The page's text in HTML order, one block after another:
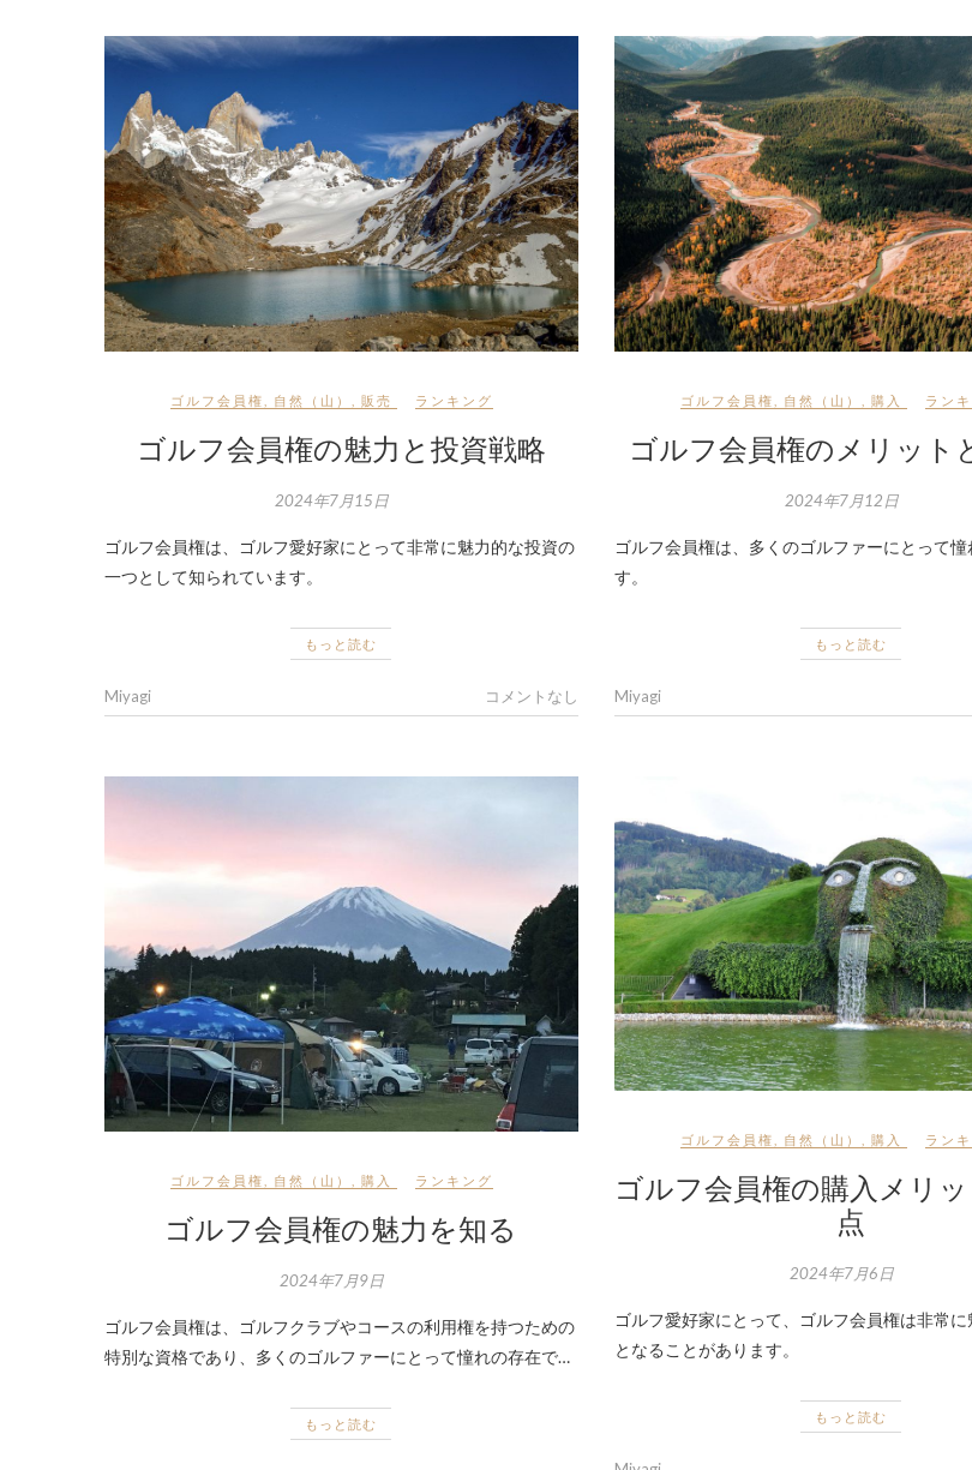
ゴルフ会員権 自然（山） 販売 ランキング
ゴルフ会員権の魅力と投資戦略
2024年7月15日
ゴルフ会員権は、ゴルフ愛好家にとって非常に魅力的な投資の
一つとして知られています。
もっと読む
Miyagi コメントなし
ゴルフ会員権 自然（山） 購入 ラン
ゴルフ会員権のメリット
2024年7月12日
ゴルフ会員権は、多くのゴルファーにとって
す。
もっと読む
Miyagi
ゴルフ会員権 自然（山） ,購入 ランキング
ゴルフ会員権の魅力を知る
2024年7月9日
ゴルフ会員権は、ゴルフクラブやコースの利用権を持つための
特別な資格であり、多くのゴルファーにとって憧れの存在で…
もっと読む
ゴルフ会員権 自然（山） 購入 ラン
ゴルフ会員権の購入メリ
点
2024年7月6日
ゴルフ愛好家にとって、ゴルフ会員権は非常
となることがあります。
もっと読む